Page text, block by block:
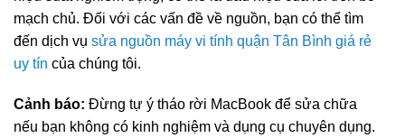
mạch chủ. Đối với các vấn đề về nguồn, bạn có thể tìm
đến dịch vụ sửa nguồn máy vi tính quận Tân Bình giá rẻ
uy tín của chúng tôi.
Cảnh báo: Đừng tự ý tháo rời MacBook để sửa chữa
nếu bạn không có kinh nghiệm và dụng cụ chuyên dụng.